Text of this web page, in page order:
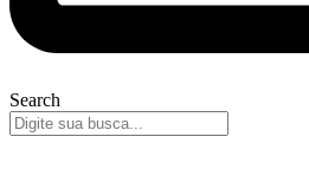
Search